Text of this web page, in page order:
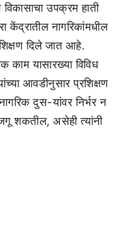
विकासाचा उपक्रम हाती
केंद्रातील नागरिकांमधील
दिले जात आहे.
काम यासारख्या विविध
आवडीनुसार प्रशिक्षण
दुस-यांवर निर्भर न
शकतील, असेही त्यांनी